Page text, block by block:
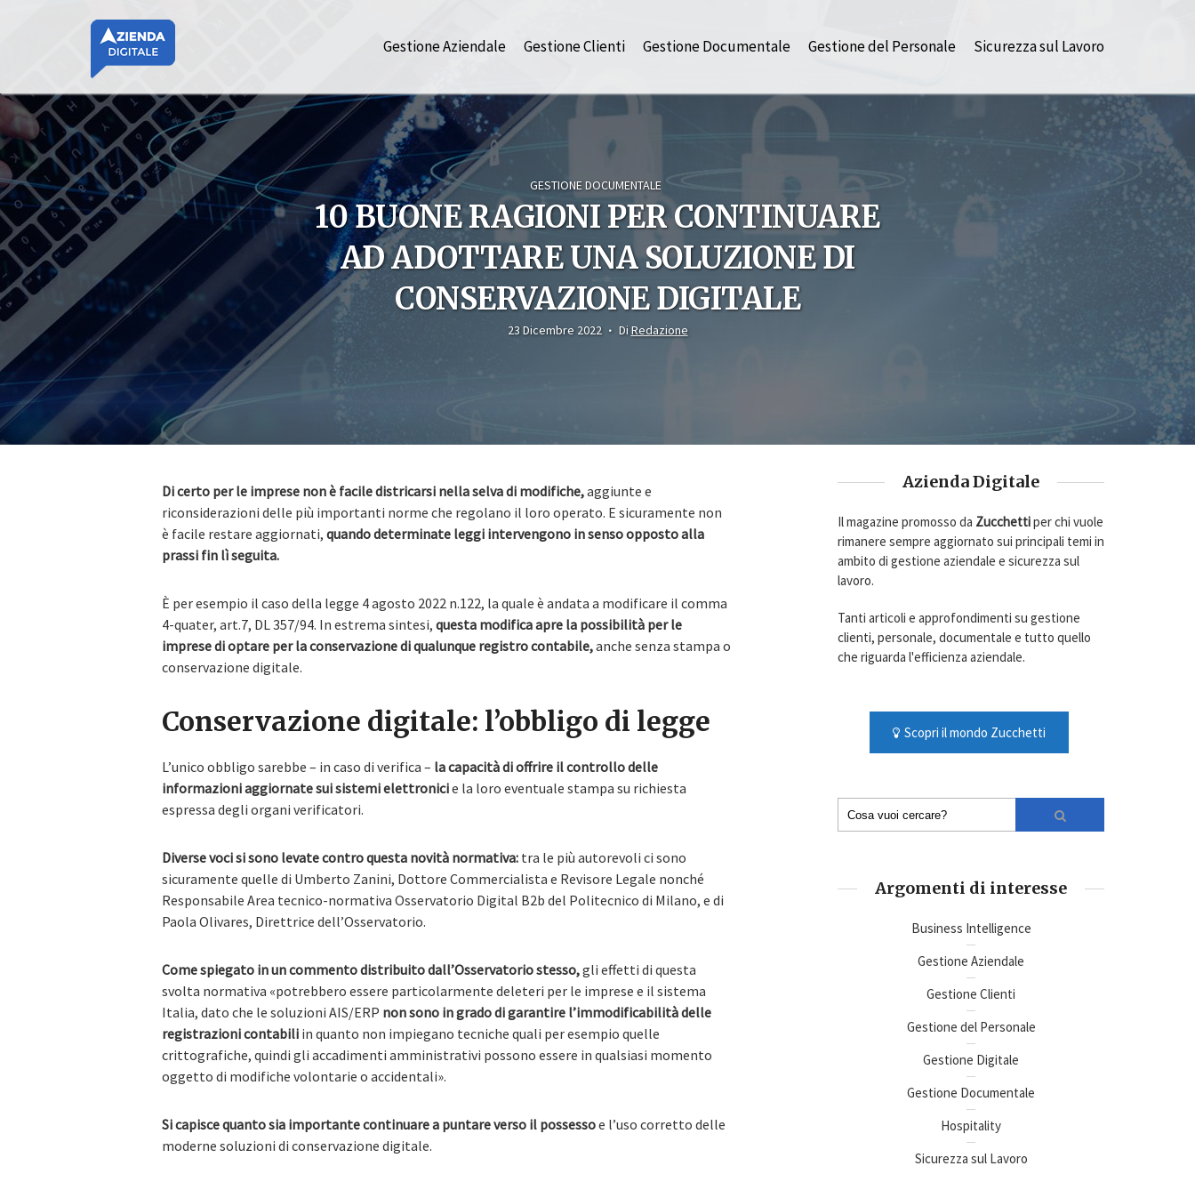
Gestione Aziendale Gestione Clienti Gestione Documentale Gestione del Personale Sicurezza sul Lavoro
GESTIONE DOCUMENTALE
10 BUONE RAGIONI PER CONTINUARE
AD ADOTTARE UNA SOLUZIONE DI
CONSERVAZIONE DIGITALE
23 Dicembre 2022 DiRedazione
Di certo per le imprese non è facile districarsi nella selva di modifiche,aggiunte e
riconsiderazioni delle più importanti norme che regolano il loro operato. E sicuramente non
è facile restare aggiornati, quando determinate leggi intervengono in senso opposto alla
prassi fin lì seguita.
È per esempio il caso della legge 4 agosto 2022 n.122, la quale è andata a modificare il comma
4-quater, art.7, DL 357/94. In estrema sintesi, questa modifica apre la possibilità per le
imprese di optare per la conservazione di qualunque registro contabile,anche senza stampa o
conservazione digitale.
Conservazione digitale: l’obbligo di legge
L’unico obbligo sarebbe – in caso di verifica – la capacità di offrire il controllo delle
informazioni aggiornate sui sistemi elettronicie la loro eventuale stampa su richiesta
espressa degli organi verificatori.
Diverse voci si sono levate contro questa novità normativa: tra le più autorevoli ci sono
sicuramente quelle di Umberto Zanini, Dottore Commercialista e Revisore Legale nonché
Responsabile Area tecnico-normativa Osservatorio Digital B2b del Politecnico di Milano, e di
Paola Olivares, Direttrice dell’Osservatorio.
Come spiegato in un commento distribuito dall’Osservatorio stesso,gli effetti di questa
svolta normativa «potrebbero essere particolarmente deleteri per le imprese e il sistema
Italia, dato che le soluzioni AIS/ERP non sono in grado di garantire l’immodificabilità delle
registrazioni contabili in quanto non impiegano tecniche quali per esempio quelle
crittografiche, quindi gli accadimenti amministrativi possono essere in qualsiasi momento
oggetto di modifiche volontarie o accidentali».
Si capisce quanto sia importante continuare a puntare verso il possessoe l’uso corretto delle
moderne soluzioni di conservazione digitale.
Azienda Digitale
Il magazine promosso da Zucchettiper chi vuole
rimanere sempre aggiornato sui principali temi in
ambito di gestione aziendale e sicurezza sul
lavoro.
Tanti articoli e approfondimenti su gestione
clienti, personale, documentale e tutto quello
che riguarda l'efficienza aziendale.
Scopri il mondo Zucchetti
Argomenti di interesse
Business Intelligence
Gestione Aziendale
Gestione Clienti
Gestione del Personale
Gestione Digitale
Gestione Documentale
Hospitality
Sicurezza sul Lavoro